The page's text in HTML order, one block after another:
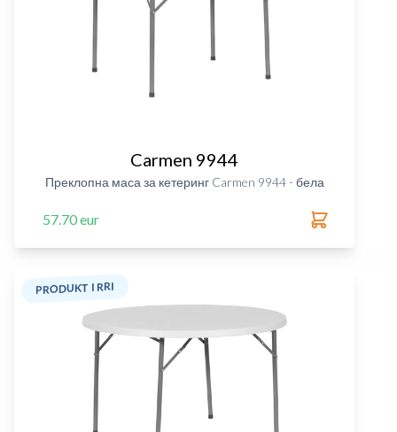
Carmen 9944
Преклопна маса за кетеринг Carmen 9944 - бела
57.70 eur
PRODUKT I RRI